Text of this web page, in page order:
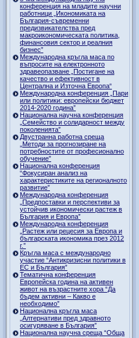
конференция на младите научни
работници „Икономиката на
България-съвременни
предизвикателства пред
макроикономическата политика,
финансовия сектор и реалния
бизнес”
Международна кръгла маса по
въпросите на електронното
здравеопазване „Постигане на
качество и ефективност в
Централна и Източна Европа“
Международна конференция „Пари
или политики: европейски бюджет
2014-2020 година”
Национална научна конференция
„Семейство и солидарност между
поколенията”
Двустранна работна среща
„Методи за прогнозиране на
потребностите от професионално
обучение”
Национална конференция
“Фокусиран анализ на
характеристиките на регионалното
развитие”
Международна конференция
„Предпоставки и перспективи за
устойчив икономически растеж в
България и Европа”
Международна конференция
„Растеж или рецесия за Европа и
българската икономика през 2012
г.”
Кръгла маса с международно
участие “Антикризисни политики в
ЕС и България”
Тематична конференция
Европейска година на активен
живот на възрастните хора “Да
бъдем активни – Какво е
необходимо”
Национална кръгла маса
„Алтернативи пред здравното
осигуряване в България”
Национална научна среща “Обща